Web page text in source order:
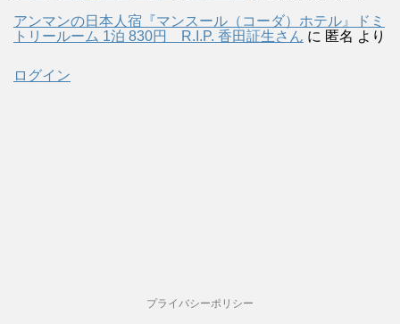
アンマンの日本人宿『マンスール（コーダ）ホテル』ドミ
トリールーム 1泊 830円 R.I.P. 香田証生さん に 匿名 より
ログイン
プライバシーポリシー